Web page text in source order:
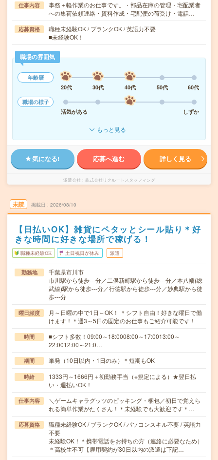
仕事内容
事務＋軽作業のお仕事です。・部品在庫の管理・宅配業者
への集荷依頼連絡・資料作成・宅配便の荷受け・電話…
応募資格
職種未経験OK / ブランクOK / 英語力不要
■未経験OK！
職場の雰囲気
年齢層
20代
30代 40代 50代
60代
職場の様子
活気がある
しずか
もっと見る
気になる! 応募へ進む 詳しく見る
派遣会社 株式会社リクルートスタッフィング
未読 掲載日 2026/08/10
【日払いOK】雑貨にペタッとシール貼り＊好
きな時間に好きな場所で稼げる！
職種未経験OK 土日祝日が休み 派遣
勤務地
千葉県市川市
市川駅から徒歩---分／二俣新町駅から徒歩---分／本八幡(総
武線)駅から徒歩---分／行徳駅から徒歩---分／妙典駅から徒
歩---分
曜日頻度
月～日曜の中で1日～OK！ ＊シフト自由！好きな曜日で働
けます！＊週3～5日の固定のお仕事もご紹介可能です！
時間
■シフト多数！09:00～18:0008:00～17:0013:00～
22:0012:00～21:0…
期間 単発（10日以内・1日のみ）＊短期もOK
時給
1333円～1666円＋初勤務手当（※規定による）★翌日払
い・週払いOK！
仕事内容
＼ゲームキャラグッツのピッキング・梱包／初日で覚えら
れる簡単作業がたくさん！＊未経験でも大歓迎です＊…
応募資格
職種未経験OK / ブランクOK / パソコンスキル不要 / 英語力
不要
未経験OK！＊携帯電話をお持ちの方（連絡に必要なため）
＊高校生不可【雇用契約が30日以内の派遣は下記…